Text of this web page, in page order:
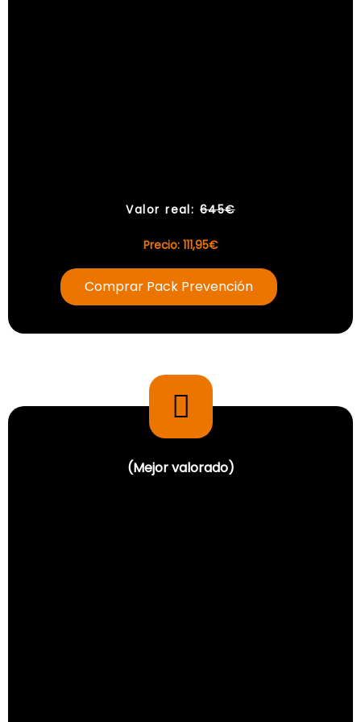
Valor real: 645€
Precio: 111,95€
Comprar Pack Prevención
(Mejor valorado)